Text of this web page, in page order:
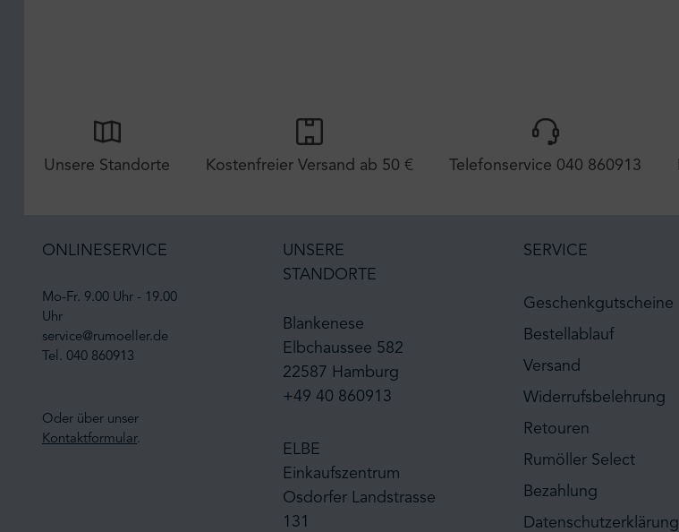
Unsere Standorte Kostenfreier Versand ab 50 € Telefonservice 040 860913
ONLINESERVICE
Mo-Fr. 9.00 Uhr - 19.00
Uhr
service@rumoeller.de
Tel. 040 860913
Oder über unser
Kontaktformular.
UNSERE
STANDORTE
Blankenese
Elbchaussee 582
22587 Hamburg
+49 40 860913
ELBE
Einkaufszentrum
Osdorfer Landstrasse
131
SERVICE
Geschenkgutscheine
Bestellablauf
Versand
Widerrufsbelehrung
Retouren
Rumöller Select
Bezahlung
Datenschutzerklärung